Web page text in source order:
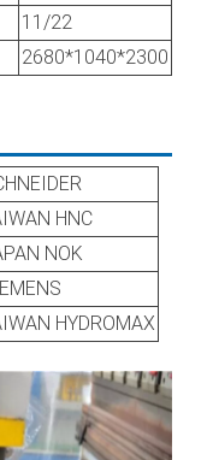
11/22
2680*1040*2300
HNC
NOK
HYDROMAX